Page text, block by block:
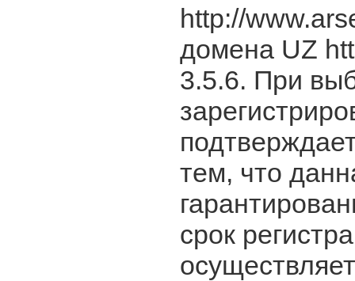
http://
домена UZ
3.5.6. При
тем, что
срок